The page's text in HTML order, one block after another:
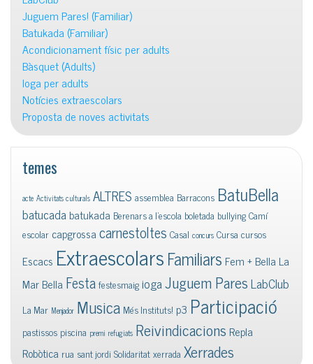
Juguem Pares! (Familiar)
Batukada (Familiar)
Acondicionament físic per adults
Bàsquet (Adults)
Ioga per adults
Notícies extraescolars
Proposta de noves activitats
temes
acte Activitats culturals ALTRES assemblea Barracons BatuBella
batucadabatukada Berenars a l'escola boletada bullyingCamí
escolar capgrossacarnestoltes Casal concurs Cursa cursos
Escacs ExtraescolarsFamiliars Fem + Bella La
Mar Bella FestafestesmaigiogaJuguem ParesLabClub
La Mar Menjador Musica Més Instituts! p3 Participació
pastissos piscina premi refugiats Reivindicacions Repla
Robòtica rua sant jordi Solidaritatxerrada Xerrades